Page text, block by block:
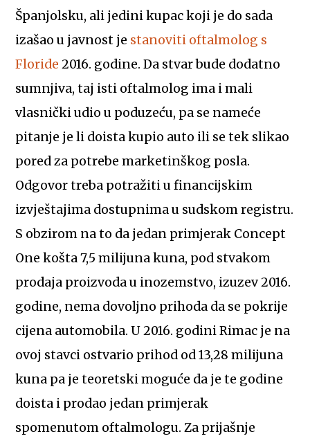
Španjolsku, ali jedini kupac koji je do sada
izašao u javnost je stanoviti oftalmolog s
Floride 2016. godine. Da stvar bude dodatno
sumnjiva, taj isti oftalmolog ima i mali
vlasnički udio u poduzeću, pa se nameće
pitanje je li doista kupio auto ili se tek slikao
pored za potrebe marketinškog posla.
Odgovor treba potražiti u financijskim
izvještajima dostupnima u sudskom registru.
S obzirom na to da jedan primjerak Concept
One košta 7,5 milijuna kuna, pod stvakom
prodaja proizvoda u inozemstvo, izuzev 2016.
godine, nema dovoljno prihoda da se pokrije
cijena automobila. U 2016. godini Rimac je na
ovoj stavci ostvario prihod od 13,28 milijuna
kuna pa je teoretski moguće da je te godine
doista i prodao jedan primjerak
spomenutom oftalmologu. Za prijašnje